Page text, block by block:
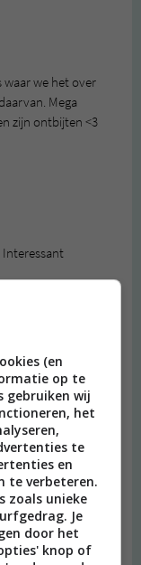
we het over
Mega
zijn ontbijten <3
Interessant
buitenlucht. Kan
super
(en
op te
gebruiken wij
het
te
en
te verbeteren.
zoals unieke
Je
door het
knop of